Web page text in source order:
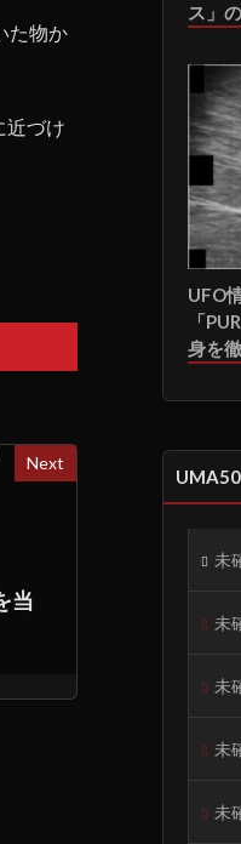
た物か
近づけ
Next
当
ス」
UFO
「
身を
未
未
未
未
未